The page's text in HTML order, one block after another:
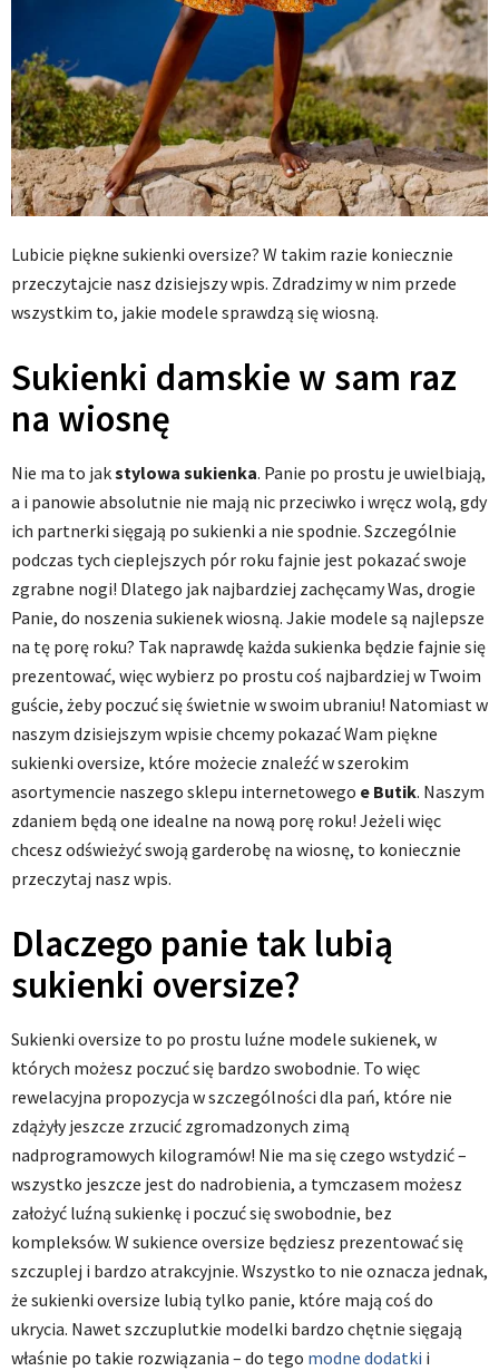
Lubicie piękne sukienki oversize? W takim razie koniecznie
przeczytajcie nasz dzisiejszy wpis. Zdradzimy w nim przede
wszystkim to, jakie modele sprawdzą się wiosną.
Sukienki damskie w sam raz
na wiosnę
Nie ma to jakstylowa sukienka. Panie po prostu je uwielbiają,
a i panowie absolutnie nie mają nic przeciwko i wręcz wolą, gdy
ich partnerki sięgają po sukienki a nie spodnie. Szczególnie
podczas tych cieplejszych pór roku fajnie jest pokazać swoje
zgrabne nogi! Dlatego jak najbardziej zachęcamy Was, drogie
Panie, do noszenia sukienek wiosną. Jakie modele są najlepsze
na tę porę roku? Tak naprawdę każda sukienka będzie fajnie się
prezentować, więc wybierz po prostu coś najbardziej w Twoim
guście, żeby poczuć się świetnie w swoim ubraniu! Natomiast w
naszym dzisiejszym wpisie chcemy pokazać Wam piękne
sukienki oversize, które możecie znaleźć w szerokim
asortymencie naszego sklepu internetowego e Butik. Naszym
zdaniem będą one idealne na nową porę roku! Jeżeli więc
chcesz odświeżyć swoją garderobę na wiosnę, to koniecznie
przeczytaj nasz wpis.
Dlaczego panie tak lubią
sukienki oversize?
Sukienki oversize to po prostu luźne modele sukienek, w
których możesz poczuć się bardzo swobodnie. To więc
rewelacyjna propozycja w szczególności dla pań, które nie
zdążyły jeszcze zrzucić zgromadzonych zimą
nadprogramowych kilogramów! Nie ma się czego wstydzić –
wszystko jeszcze jest do nadrobienia, a tymczasem możesz
założyć luźną sukienkę i poczuć się swobodnie, bez
kompleksów. W sukience oversize będziesz prezentować się
szczuplej i bardzo atrakcyjnie. Wszystko to nie oznacza jednak,
że sukienki oversize lubią tylko panie, które mają coś do
ukrycia. Nawet szczuplutkie modelki bardzo chętnie sięgają
właśnie po takie rozwiązania – do tego modne dodatki i